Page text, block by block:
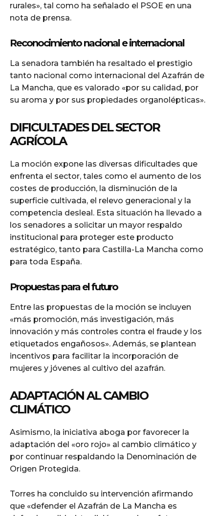
rurales», tal como ha señalado el PSOE en una
nota de prensa.
Reconocimiento nacional e internacional
La senadora también ha resaltado el prestigio
tanto nacional como internacional del Azafrán de
La Mancha, que es valorado «por su calidad, por
su aroma y por sus propiedades organolépticas».
DIFICULTADES DEL SECTOR
AGRÍCOLA
La moción expone las diversas dificultades que
enfrenta el sector, tales como el aumento de los
costes de producción, la disminución de la
superficie cultivada, el relevo generacional y la
competencia desleal. Esta situación ha llevado a
los senadores a solicitar un mayor respaldo
institucional para proteger este producto
estratégico, tanto para Castilla-La Mancha como
para toda España.
Propuestas para el futuro
Entre las propuestas de la moción se incluyen
«más promoción, más investigación, más
innovación y más controles contra el fraude y los
etiquetados engañosos». Además, se plantean
incentivos para facilitar la incorporación de
mujeres y jóvenes al cultivo del azafrán.
ADAPTACIÓN AL CAMBIO
CLIMÁTICO
Asimismo, la iniciativa aboga por favorecer la
adaptación del «oro rojo» al cambio climático y
por continuar respaldando la Denominación de
Origen Protegida.
Torres ha concluido su intervención afirmando
que «defender el Azafrán de La Mancha es